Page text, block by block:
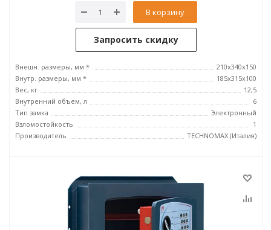
В корзину
Запросить скидку
Внешн. размеры, мм *
210x340x150
Внутр. размеры, мм *
185х315х100
Вес, кг
12,5
Внутренний объем, л
6
Тип замка
Электронный
Взломостойкость
1
Производитель
TECHNOMAX (Италия)